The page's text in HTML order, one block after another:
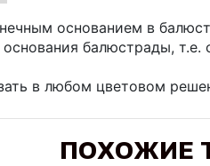
основанием в
балюстрады,
в любом цветовом
ПОХОЖИЕ